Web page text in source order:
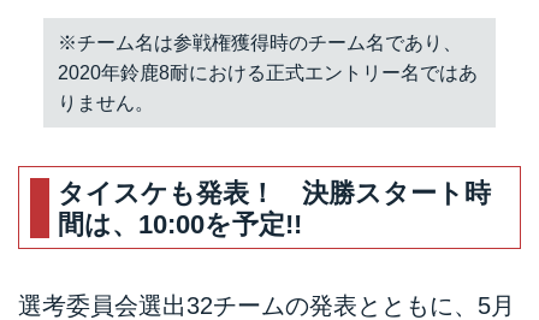
※チーム名は参戦権獲得時のチーム名であり、
2020年鈴鹿8耐における正式エントリー名ではあ
りません。
タイスケも発表！ 決勝スタート時
間は、10:00を予定!!
選考委員会選出32チームの発表とともに、5月